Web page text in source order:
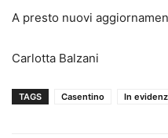
A presto nuovi
Carlotta Balzani
TAGS Casentino In